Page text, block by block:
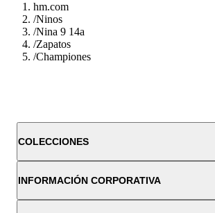
hm.com
/Ninos
/Nina 9 14a
/Zapatos
/Championes
COLECCIONES
INFORMACIÓN CORPORATIVA